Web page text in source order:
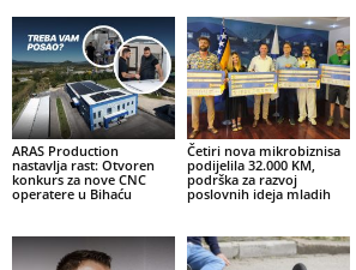
ARAS Production
nastavlja rast: Otvoren
konkurs za nove CNC
operatere u Bihaću
Četiri nova mikrobiznisa
podijelila 32.000 KM,
podrška za razvoj
poslovnih ideja mladih